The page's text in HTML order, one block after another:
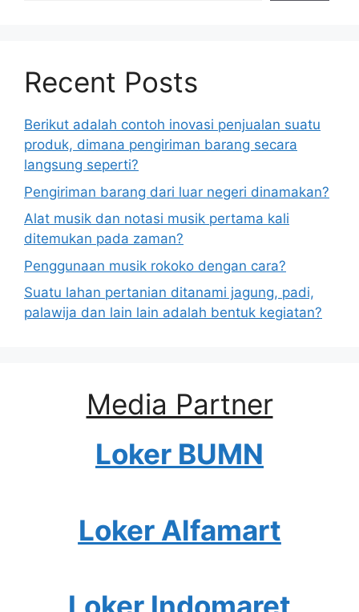
Recent Posts
Berikut adalah contoh inovasi penjualan suatu
produk, dimana pengiriman barang secara
langsung seperti?
Pengiriman barang dari luar negeri dinamakan?
Alat musik dan notasi musik pertama kali
ditemukan pada zaman?
Penggunaan musik rokoko dengan cara?
Suatu lahan pertanian ditanami jagung, padi,
palawija dan lain lain adalah bentuk kegiatan?
Media Partner
Loker BUMN
Loker Alfamart